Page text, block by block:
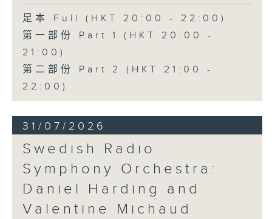
足本 Full (HKT 20:00 - 22:00)
第一部份 Part 1 (HKT 20:00 -
21:00)
第二部份 Part 2 (HKT 21:00 -
22:00)
31/07/2026
Swedish Radio
Symphony Orchestra:
Daniel Harding and
Valentine Michaud